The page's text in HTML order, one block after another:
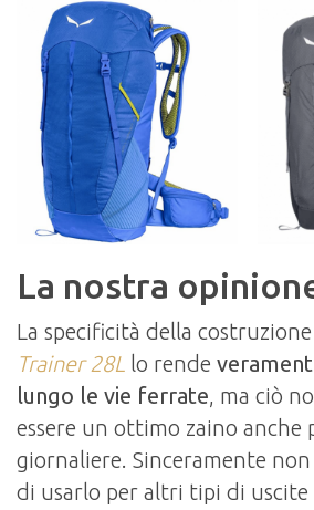
La nostra
La specificità della
Trainer 28L lo rende
lungo le vie ferrate, ma ciò
essere un ottimo zaino anche
giornaliere. Sinceramente
di usarlo per altri tipi di